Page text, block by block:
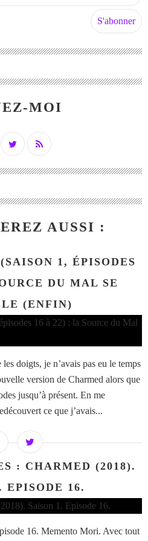
MOI
AUSSI :
1, ÉPISODES
DU MAL SE
(ENFIN)
doigts, je n’avais pas eu le temps
version de Charmed alors que
jusqu’à présent. En me
ce que j’avais...
: CHARMED (2018).
EPISODE 16.
16. Memento Mori. Avec tout